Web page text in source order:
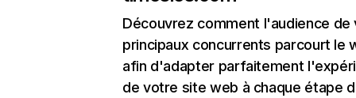
Découvrez comment l'audience de
principaux concurrents parcourt le
afin d'adapter parfaitement
de votre site web à chaque étape